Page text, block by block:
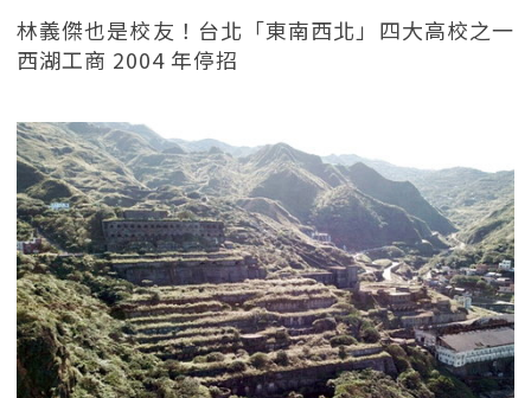
林義傑也是校友！台北「東南西北」四大高校之一
西湖工商 2004 年停招